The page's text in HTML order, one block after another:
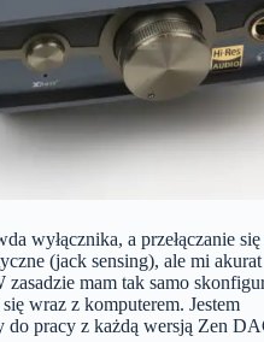
wyłącznika, a przełączanie
(jack sensing), ale mi akurat
zasadzie mam tak samo
wraz z komputerem. Jestem
pracy z każdą wersją Zen